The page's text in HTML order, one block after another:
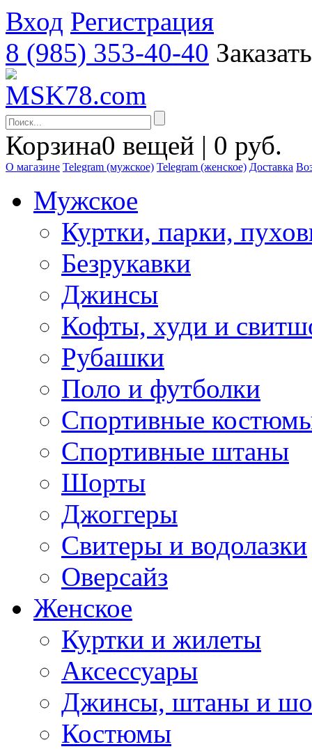
Вход Регистрация
8 (985) 353-40-40
Корзина0 вещей | 0 руб.
О магазине Telegram (мужское) Telegram (женское) Доставка
Мужское
Куртки, парки,
Безрукавки
Джинсы
Кофты, худи и
Рубашки
Поло и футболки
Спортивные
Спортивные штаны
Шорты
Джоггеры
Свитеры и водолазки
Оверсайз
Женское
Куртки и жилеты
Аксессуары
Джинсы, штаны и
Костюмы